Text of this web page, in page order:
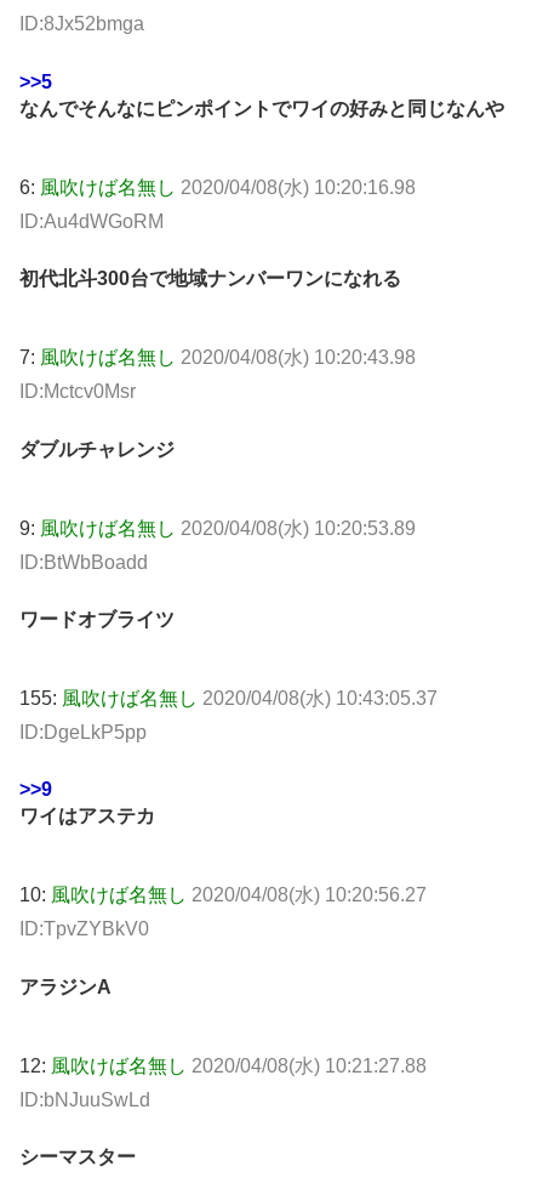
ID:8Jx52bmga
>>5
なんでそんなにピンポイントでワイの好みと同じなんや
6: 風吹けば名無し 2020/04/08(水) 10:20:16.98
ID:Au4dWGoRM
初代北斗300台で地域ナンバーワンになれる
7: 風吹けば名無し 2020/04/08(水) 10:20:43.98
ID:Mctcv0Msr
ダブルチャレンジ
9: 風吹けば名無し 2020/04/08(水) 10:20:53.89
ID:BtWbBoadd
ワードオブライツ
155: 風吹けば名無し 2020/04/08(水) 10:43:05.37
ID:DgeLkP5pp
>>9
ワイはアステカ
10: 風吹けば名無し 2020/04/08(水) 10:20:56.27
ID:TpvZYBkV0
アラジンA
12: 風吹けば名無し 2020/04/08(水) 10:21:27.88
ID:bNJuuSwLd
シーマスター